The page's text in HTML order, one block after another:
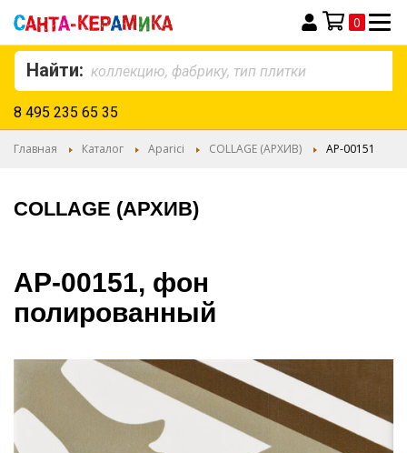
Моя корзина
0
Найти:
8 495 235 65 35
Главная Каталог Aparici COLLAGE (АРХИВ) AP-00151
COLLAGE (АРХИВ)
AP-00151, фон
полированный